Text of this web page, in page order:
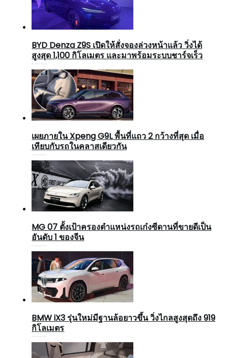
BYD Denza Z9S เปิดให้สั่งจองล่วงหน้าแล้ว วิ่งได้
สูงสุด 1,100 กิโลเมตร และมาพร้อมระบบชาร์จเร็ว
เผยภายใน Xpeng G9L พื้นที่แถว 2 กว้างที่สุด เมื่อ
เทียบกับรถในคลาสเดียวกัน
MG 07 ตั้งเป้าครองตำแหน่งรถเก๋งซีดานที่ขายดีเป็น
อันดับ 1 ของจีน
BMW iX3 รุ่นใหม่มีฐานล้อยาวขึ้น วิ่งไกลสูงสุดถึง 919
กิโลเมตร